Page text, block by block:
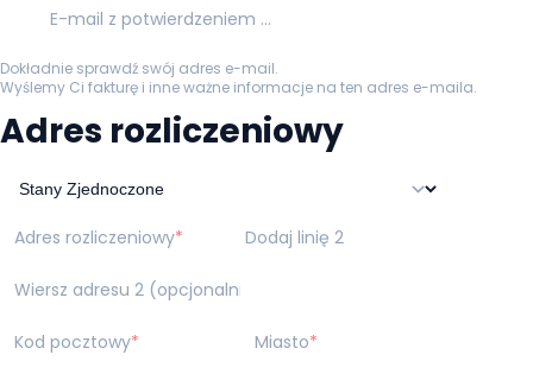
E-mail z potwierdzeniem zamówienia
Dokładnie sprawdź swój adres e-mail.
Wyślemy Ci fakturę i inne ważne informacje na ten adres e-maila.
Adres rozliczeniowy
Adres rozliczeniowy Dodaj linię 2
Kod pocztowy Miasto